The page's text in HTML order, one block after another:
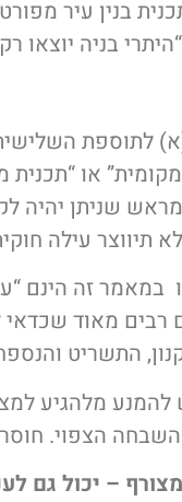
בנין עיר
בניה
סעיף 1.(א)
או
שניתן יהיה
לא תיווצר עילה
במאמר זה הינם
רבים מאוד
התשריט
מלהגיע
הצפוי.
– יכול גם